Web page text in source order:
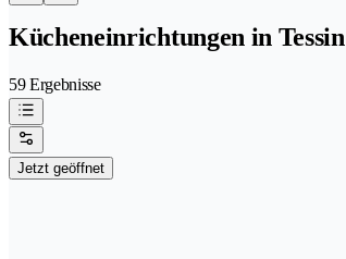
Kücheneinrichtungen in
59 Ergebnisse
Jetzt geöffnet